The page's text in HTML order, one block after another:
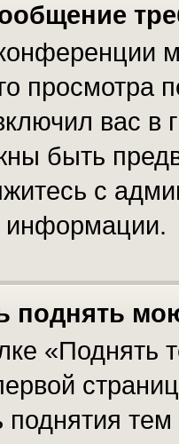
просмотра
вас в
быть
с
информации.
поднять
«Поднять
поднятия